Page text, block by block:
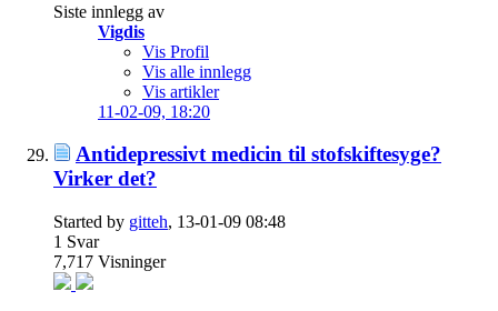
Siste innlegg av
Vigdis
Vis Profil
Vis alle innlegg
Vis artikler
11-02-09, 18:20
Antidepressivt medicin til stofskiftesyge?
Virker det?
Started by gitteh, 13-01-09 08:48
1 Svar
7,717 Visninger